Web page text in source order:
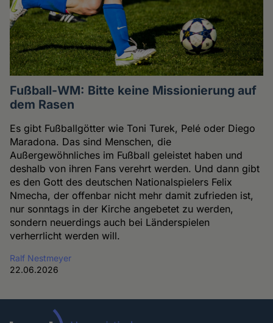
Fußball-WM: Bitte keine Missionierung auf
dem Rasen
Es gibt Fußballgötter wie Toni Turek, Pelé oder Diego
Maradona. Das sind Menschen, die
Außergewöhnliches im Fußball geleistet haben und
deshalb von ihren Fans verehrt werden. Und dann gibt
es den Gott des deutschen Nationalspielers Felix
Nmecha, der offenbar nicht mehr damit zufrieden ist,
nur sonntags in der Kirche angebetet zu werden,
sondern neuerdings auch bei Länderspielen
verherrlicht werden will.
Ralf Nestmeyer
22.06.2026